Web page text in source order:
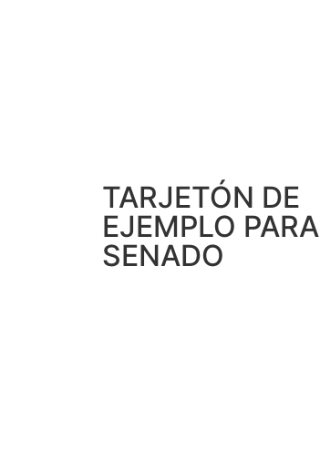
TARJETÓN DE
EJEMPLO PARA
SENADO